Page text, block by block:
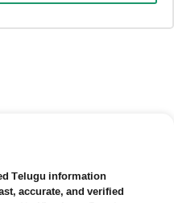
Telugu information
accurate, and verified